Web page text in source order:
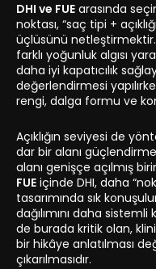
DHI ve FUE arasında
noktası, “saç tipi +
üçlüsünü
farklı yoğunluk algısı
daha iyi kapatıcılık
değerlendirmesi
rengi, dalga formu ve
Açıklığın seviyesi de
dar bir alanı
alanı genişçe açılmış
FUE içinde DHI, daha
tasarımında sık
dağılımını daha
de burada kritik olan,
bir hikâye anlatılması
çıkarılmasıdır.